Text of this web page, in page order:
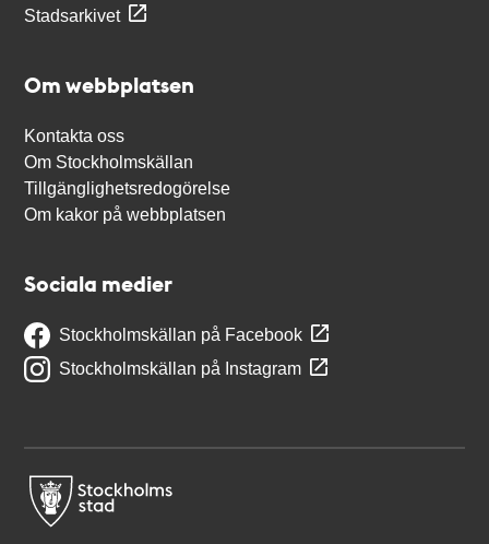
Stadsarkivet
Om webbplatsen
Kontakta oss
Om Stockholmskällan
Tillgänglighetsredogörelse
Om kakor på webbplatsen
Sociala medier
Stockholmskällan på Facebook
Stockholmskällan på Instagram